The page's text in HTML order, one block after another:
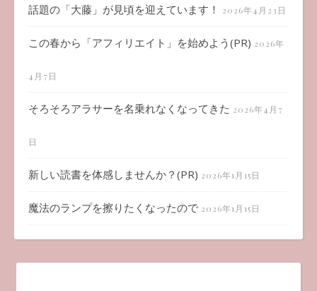
話題の「大藤」が見頃を迎えています！ 2026年4月23日
この春から「アフィリエイト」を始めよう(PR) 2026年
4月7日
そろそろアラサーを名乗れなくなってきた 2026年4月7
日
新しい読書を体感しませんか？(PR) 2026年1月15日
魔法のランプを擦りたくなったので 2026年1月15日